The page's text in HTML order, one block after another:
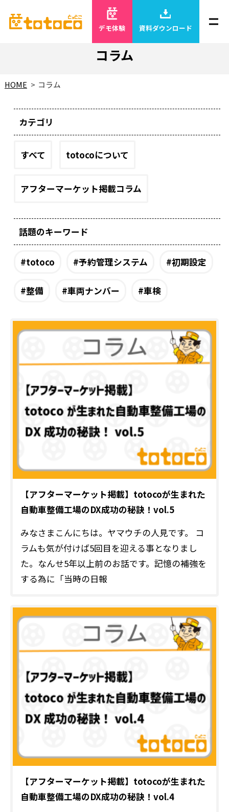
デモ体験 資料ダウンロード
コラム
HOME コラム
【アフターマーケット掲載】totocoが生まれた
自動車整備工場のDX成功の秘訣！vol.5
みなさまこんにちは。ヤマウチの人見です。 コ
ラムも気が付けば5回目を迎える事となりまし
た。なんせ5年以上前のお話です。記憶の補強を
する為に「当時の日報
【アフターマーケット掲載】totocoが生まれた
自動車整備工場のDX成功の秘訣！vol.4
カテゴリ
すべて totocoについて
アフターマーケット掲載コラム
話題のキーワード
#totoco #予約管理システム #初期設定
#整備 #車両ナンバー #車検